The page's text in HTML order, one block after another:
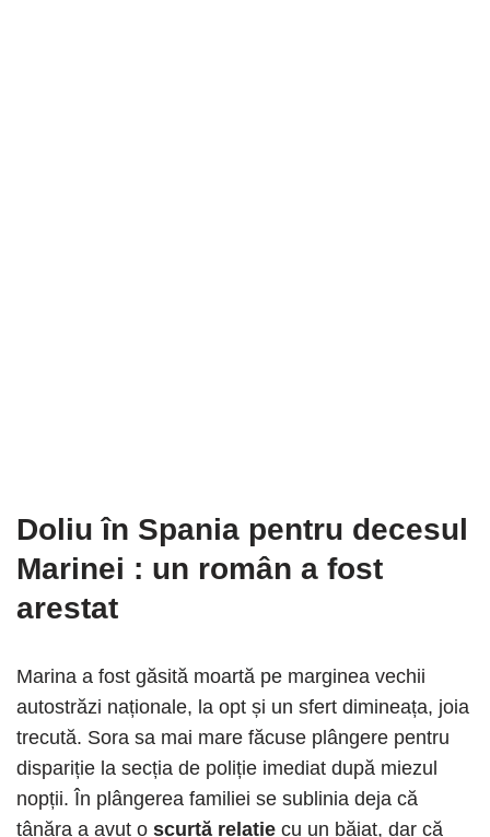
Doliu în Spania pentru decesul
Marinei : un român a fost
arestat
Marina a fost găsită moartă pe marginea vechii
autostrăzi naționale, la opt și un sfert dimineața, joia
trecută. Sora sa mai mare făcuse plângere pentru
dispariție la secția de poliție imediat după miezul
nopții. În plângerea familiei se sublinia deja că
tânăra a avut o scurtă relație cu un băiat, dar că